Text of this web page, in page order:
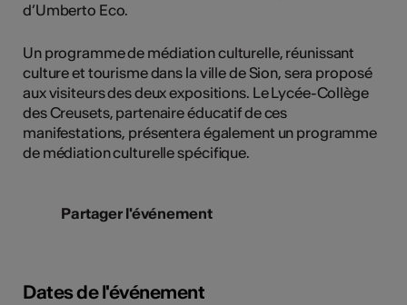
d’Umberto Eco.
Un programme de médiation culturelle, réunissant
culture et tourisme dans la ville de Sion, sera proposé
aux visiteurs des deux expositions. Le Lycée-Collège
des Creusets, partenaire éducatif de ces
manifestations, présentera également un programme
de médiation culturelle spécifique.
Partager l'événement
Dates de l'événement